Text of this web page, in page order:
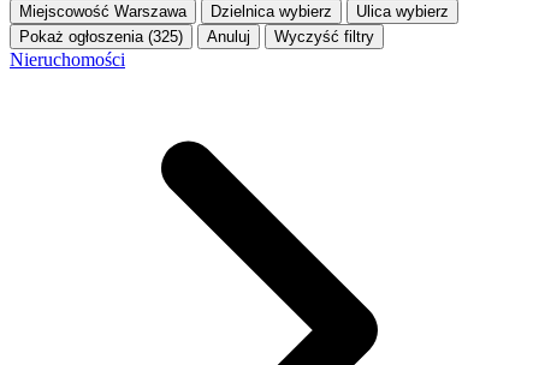
Miejscowość Warszawa Dzielnica wybierz Ulica wybierz
Pokaż ogłoszenia (325)
Anuluj Wyczyść filtry
Nieruchomości